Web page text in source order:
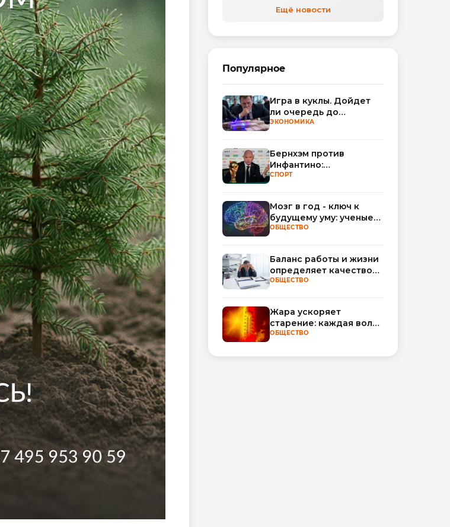
Ещё новости
Популярное
Игра в куклы. Дойдет
ли очередь до
Миллера?
ЭКОНОМИКА
Бернхэм против
Инфантино:
политический кризис в
СПОРТ
Мозг в год - ключ к
будущему уму: ученые
научились
ОБЩЕСТВО
Баланс работы и жизни
определяет качество
сна
ОБЩЕСТВО
Жара ускоряет
старение: каждая волна
тепла добавляет
биологического
ОБЩЕСТВО